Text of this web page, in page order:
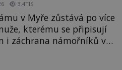
3.4TIS
v Myře zůstává po více
kterému se připisují
i záchrana námořníků v
rok 1087 a klidné místo
výpravy. Skupina